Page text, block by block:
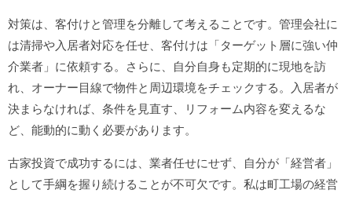
対策は、客付けと管理を分離して考えることです。管理会社に
は清掃や入居者対応を任せ、客付けは「ターゲット層に強い仲
介業者」に依頼する。さらに、自分自身も定期的に現地を訪
れ、オーナー目線で物件と周辺環境をチェックする。入居者が
決まらなければ、条件を見直す、リフォーム内容を変えるな
ど、能動的に動く必要があります。
古家投資で成功するには、業者任せにせず、自分が「経営者」
として手綱を握り続けることが不可欠です。私は町工場の経営